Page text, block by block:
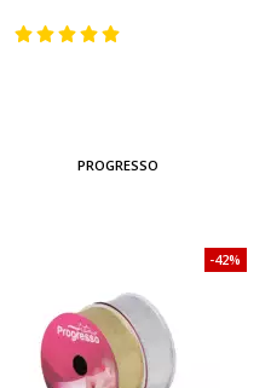
PROGRESSO
42%